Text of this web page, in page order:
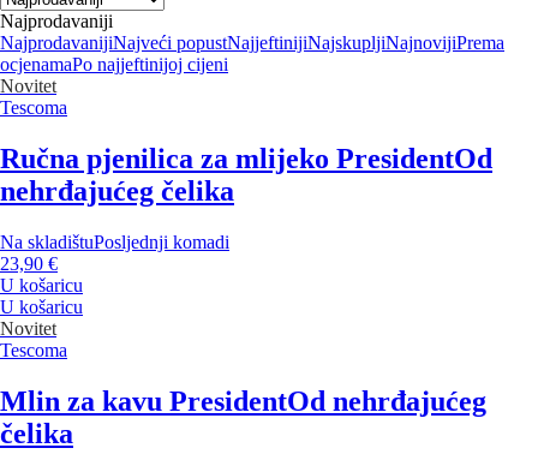
Najprodavaniji
NajprodavanijiNajveći popustNajjeftinijiNajskupljiNajnovijiPrema
ocjenamaPo najjeftinijoj cijeni
Novitet
Tescoma
Ručna pjenilica za mlijeko PresidentOd
nehrđajućeg čelika
Na skladištuPosljednji komadi
23,90 €
U košaricu
U košaricu
Novitet
Tescoma
Mlin za kavu PresidentOd nehrđajućeg
čelika